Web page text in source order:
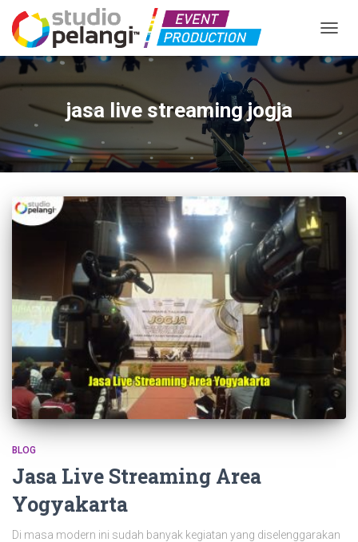
jasa live streaming jogja
BLOG
Jasa Live Streaming Area
Yogyakarta
Di masa modern ini sudah banyak kegiatan yang diselenggarakan